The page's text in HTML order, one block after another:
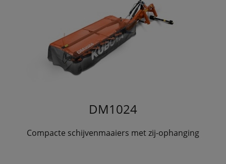
DM1024
Compacte schijvenmaaiers met zij-ophanging